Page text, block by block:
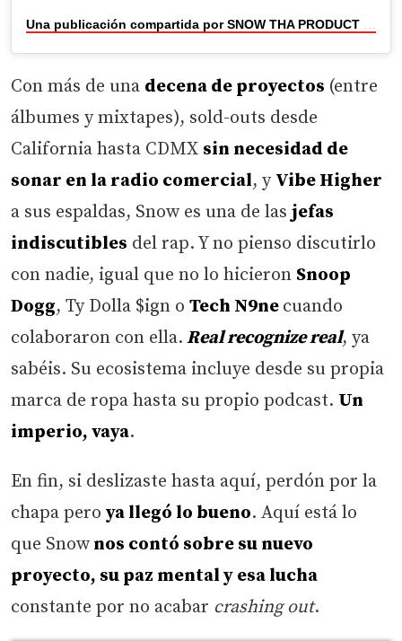
Con más de una decena de proyectos (entre
álbumes y mixtapes), sold-outs desde
California hasta CDMX sin necesidad de
sonar en la radio comercial, y Vibe Higher
a sus espaldas, Snow es una de las jefas
indiscutibles del rap. Y no pienso discutirlo
con nadie, igual que no lo hicieron Snoop
Dogg, Ty Dolla $ign o Tech N9ne cuando
colaboraron con ella. Real recognize real, ya
sabéis. Su ecosistema incluye desde su propia
marca de ropa hasta su propio podcast. Un
imperio, vaya.
En fin, si deslizaste hasta aquí, perdón por la
chapa pero ya llegó lo bueno. Aquí está lo
que Snow nos contó sobre su nuevo
proyecto, su paz mental y esa lucha
constante por no acabar crashing out.